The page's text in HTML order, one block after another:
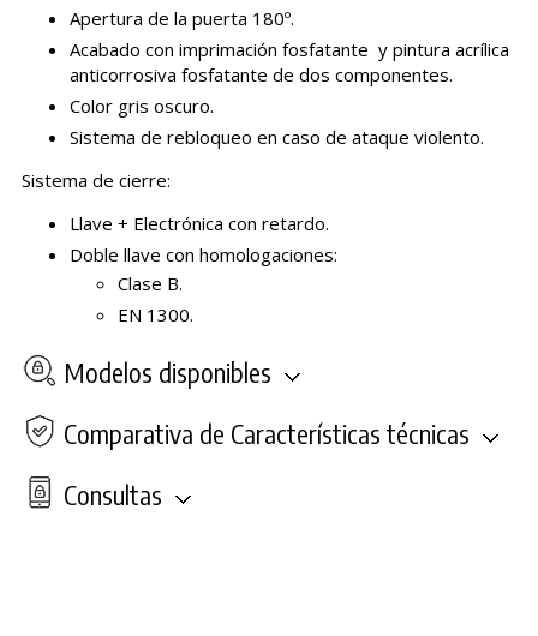
Apertura de la puerta 180º.
Acabado con imprimación fosfatante y pintura acrílica
anticorrosiva fosfatante de dos componentes.
Color gris oscuro.
Sistema de rebloqueo en caso de ataque violento.
Sistema de cierre:
Llave + Electrónica con retardo.
Doble llave con homologaciones:
Clase B.
EN 1300.
Modelos disponibles
Comparativa de Características técnicas
Consultas